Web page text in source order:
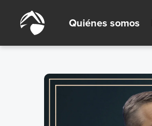
Quiénes somos